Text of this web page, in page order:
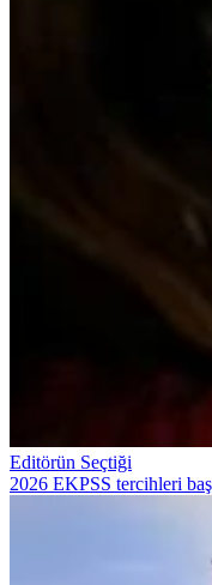
Editörün Seçtiği
2026 EKPSS tercihleri